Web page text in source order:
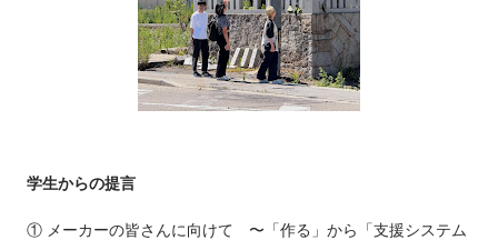
学生からの提言
① メーカーの皆さんに向けて 〜「作る」から「支援システム